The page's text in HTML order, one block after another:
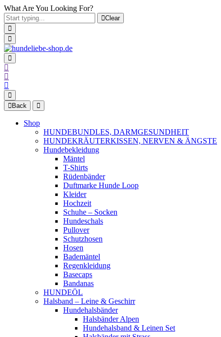
What Are You Looking For?
Clear
Back
Shop
HUNDEBUNDLES, DARMGESUNDHEIT
HUNDEKRÄUTERKISSEN, NERVEN & ÄNGSTE
Hundebekleidung
Mäntel
T-Shirts
Rüdenbänder
Duftmarke Hunde Loop
Kleider
Hochzeit
Schuhe – Socken
Hundeschals
Pullover
Schutzhosen
Hosen
Bademäntel
Regenkleidung
Basecaps
Bandanas
HUNDEÖL
Halsband – Leine & Geschirr
Hundehalsbänder
Halsbänder Alpen
Hundehalsband & Leinen Set